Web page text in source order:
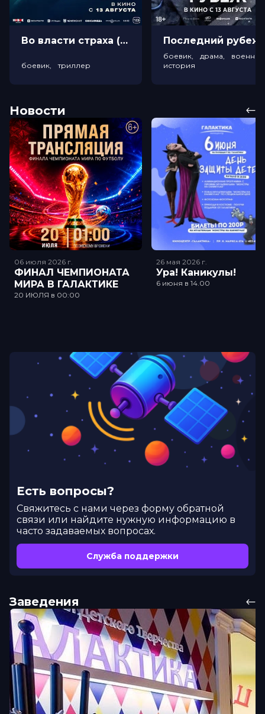
Во власти страха (18+)
боевик, триллер
боевик, драма,
история
Новости
06 июля 2026 г.
ФИНАЛ ЧЕМПИОНАТА
МИРА В ГАЛАКТИКЕ
20 ИЮЛЯ в 00:00
26 мая 2026 г.
Ура! Каникулы!
6 июня в 14.00
Есть вопросы?
Cвяжитесь с нами через форму обратной
связи или найдите нужную информацию в
часто задаваемых вопросах.
Служба поддержки
Заведения